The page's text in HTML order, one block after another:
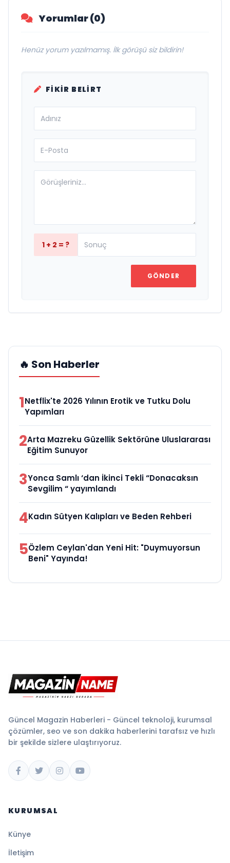
Yorumlar (0)
Henüz yorum yazılmamış. İlk görüşü siz bildirin!
FIKIR BELIRT
1 + 2 = ?
GÖNDER
🔥 Son Haberler
1Netflix'te 2026 Yılının Erotik ve Tutku Dolu
Yapımları
2Arta Mazreku Güzellik Sektörüne Uluslararası
Eğitim Sunuyor
3Yonca Samlı ‘dan İkinci Tekli “Donacaksın
Sevgilim “ yayımlandı
4Kadın Sütyen Kalıpları ve Beden Rehberi
5Özlem Ceylan'dan Yeni Hit: "Duymuyorsun
Beni" Yayında!
Güncel Magazin Haberleri - Güncel teknoloji, kurumsal
çözümler, seo ve son dakika haberlerini tarafsız ve hızlı
bir şekilde sizlere ulaştırıyoruz.
KURUMSAL
Künye
İletişim